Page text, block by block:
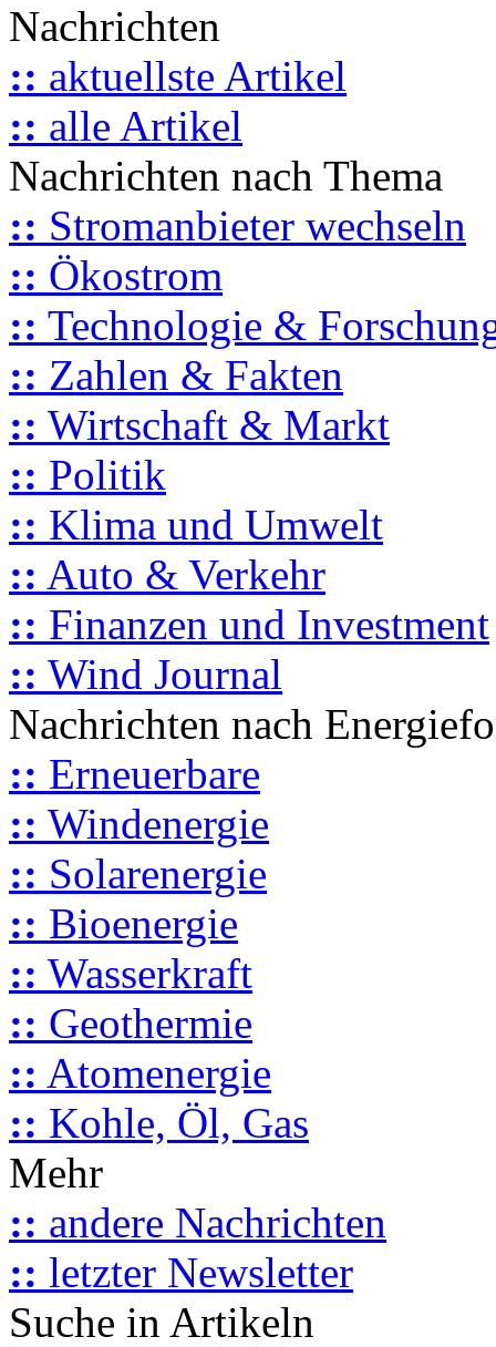
Nachrichten
:: aktuellste Artikel
:: alle Artikel
Nachrichten nach Thema
:: Stromanbieter wechseln
:: Ökostrom
:: Technologie &
:: Zahlen & Fakten
:: Wirtschaft & Markt
:: Politik
:: Klima und Umwelt
:: Auto & Verkehr
:: Finanzen und Investment
:: Wind Journal
Nachrichten nach
:: Erneuerbare
:: Windenergie
:: Solarenergie
:: Bioenergie
:: Wasserkraft
:: Geothermie
:: Atomenergie
:: Kohle, Öl, Gas
Mehr
:: andere Nachrichten
:: letzter Newsletter
Suche in Artikeln